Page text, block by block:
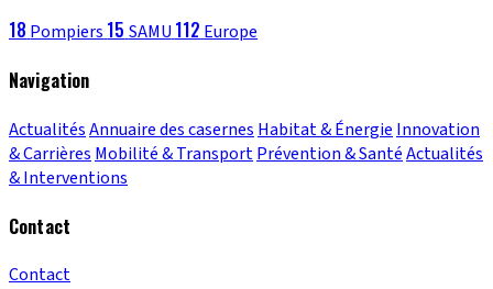
18 Pompiers 15 SAMU 112 Europe
Navigation
ActualitésAnnuaire des casernes Habitat & Énergie Innovation
& Carrières Mobilité & TransportPrévention & SantéActualités
& Interventions
Contact
Contact